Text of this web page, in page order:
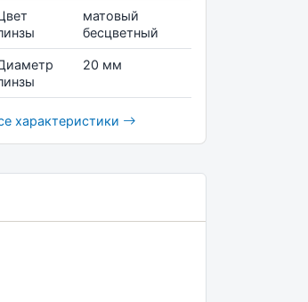
матовый
бесцветный
20 мм
характеристики